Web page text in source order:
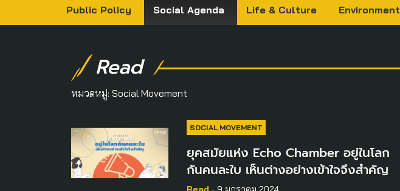
Public Policy Social Agenda Life & Culture Environment
Read
หมวดหมู่: Social Movement
SOCIAL MOVEMENT
ยุคสมัยแห่ง Echo Chamber อยู่ในโลก
กันคนละใบ เห็นต่างอย่างเข้าใจจึงสำคัญ